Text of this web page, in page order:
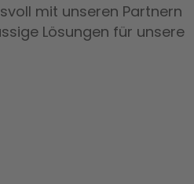
mit unseren Partnern
Lösungen für unsere